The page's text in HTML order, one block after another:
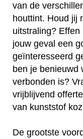
van de
houttint. Houd jij
uitstraling?
jouw geval een
geïnteresseerd
ben je benieuwd
verbonden is?
vrijblijvend
van kunststof
De grootste